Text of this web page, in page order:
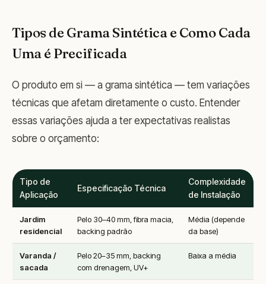
Tipos de Grama Sintética e Como Cada
Uma é Precificada
O produto em si — a grama sintética — tem variações
técnicas que afetam diretamente o custo. Entender
essas variações ajuda a ter expectativas realistas
sobre o orçamento:
Tipo de
Aplicação
Especificação Técnica
Complexidade
de Instalação
Jardim
residencial
Pelo 30–40 mm, fibra macia,
backing padrão
Média (depende
da base)
Varanda /
sacada
Pelo 20–35 mm, backing
com drenagem, UV+
Baixa a média